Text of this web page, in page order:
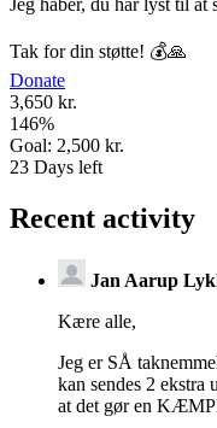
Jeg håber, du har lyst til
Tak for din støtte! 💰🙏
Donate
3,650 kr.
146%
Goal: 2,500 kr.
23 Days left
Recent activity
Jan Aarup
Kære alle,
Jeg er SÅ
kan sendes 2
at det gør en